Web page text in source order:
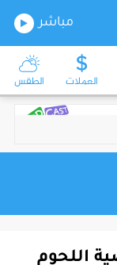
مباشر
العملات الطقس
اللحوم